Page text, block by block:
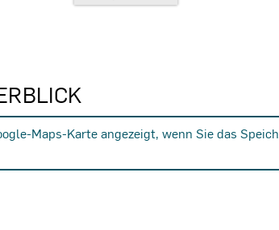
Maps-Karte angezeigt, wenn Sie das